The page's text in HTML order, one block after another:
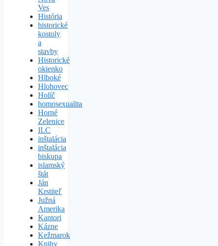
Ves
História
historické
kostoly
a
stavby
Historické
okienko
Hlboké
Hlohovec
Holíč
homosexualita
Horné
Zelenice
ILC
inštalácia
inštalácia
biskupa
islamský
štát
Ján
Krstiteľ
Južná
Amerika
Kantori
Kázne
Kežmarok
Knihy